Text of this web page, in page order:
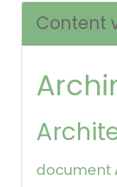
Content
document